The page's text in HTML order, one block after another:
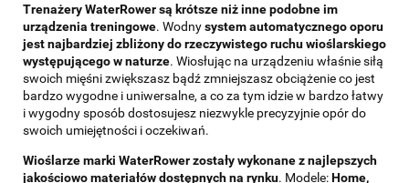
Trenażery WaterRower są krótsze niż inne podobne im
urządzenia treningowe. Wodnysystem automatycznego oporu
jest najbardziej zbliżony do rzeczywistego ruchu wioślarskiego
występującego w naturze. Wiosłując na urządzeniu właśnie siłą
swoich mięśni zwiększasz bądź zmniejszasz obciążenie co jest
bardzo wygodne i uniwersalne, a co za tym idzie w bardzo łatwy
i wygodny sposób dostosujesz niezwykle precyzyjnie opór do
swoich umiejętności i oczekiwań.
Wioślarze marki WaterRower zostały wykonane z najlepszych
jakościowo materiałów dostępnych na rynku. Modele:Home,